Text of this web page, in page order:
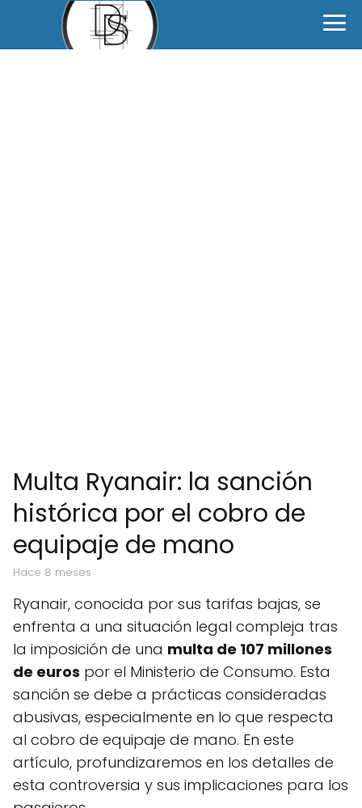
Multa Ryanair: la sanción
histórica por el cobro de
equipaje de mano
hace 8 meses
Ryanair, conocida por sus tarifas bajas, se
enfrenta a una situación legal compleja tras
la imposición de una multa de 107 millones
de euros por el Ministerio de Consumo. Esta
sanción se debe a prácticas consideradas
abusivas, especialmente en lo que respecta
al cobro de equipaje de mano. En este
artículo, profundizaremos en los detalles de
esta controversia y sus implicaciones para los